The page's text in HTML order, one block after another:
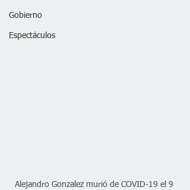
Gobierno
Espectáculos
Alejandro Gonzalez murió de COVID-19 el 9